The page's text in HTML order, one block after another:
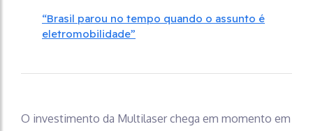
“Brasil parou no tempo quando o assunto é
eletromobilidade”
O investimento da Multilaser chega em momento em